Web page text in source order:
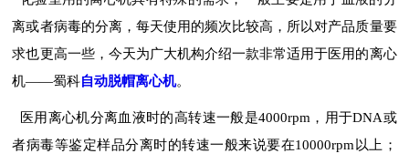
离或者病毒的分离，每天使用的频次比较高，所以对产品质量要
求也更高一些，今天为广大机构介绍一款非常适用于医用的离心
机——蜀科自动脱帽离心机。
医用离心机分离血液时的高转速一般是4000rpm，用于DNA或
者病毒等鉴定样品分离时的转速一般来说要在10000rpm以上；